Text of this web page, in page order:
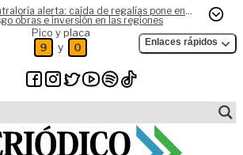
alerta: caída de regalías pone en
obras e inversión en las regiones
Pico y placa
9 y 0 Enlaces rápidos